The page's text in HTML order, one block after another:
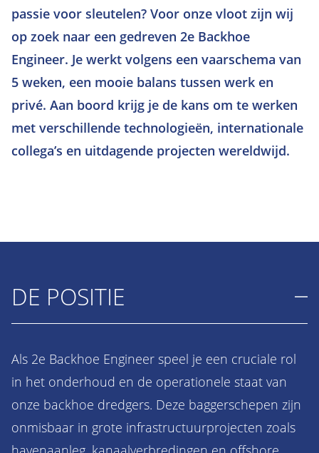
passie voor sleutelen? Voor onze vloot zijn wij
op zoek naar een gedreven 2e Backhoe
Engineer. Je werkt volgens een vaarschema van
5 weken, een mooie balans tussen werk en
privé. Aan boord krijg je de kans om te werken
met verschillende technologieën, internationale
collega’s en uitdagende projecten wereldwijd.
DE POSITIE
Als 2e Backhoe Engineer speel je een cruciale rol
in het onderhoud en de operationele staat van
onze backhoe dredgers. Deze baggerschepen zijn
onmisbaar in grote infrastructuurprojecten zoals